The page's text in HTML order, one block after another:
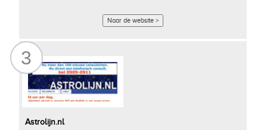
Naar de website >
3
Astrolijn.nl